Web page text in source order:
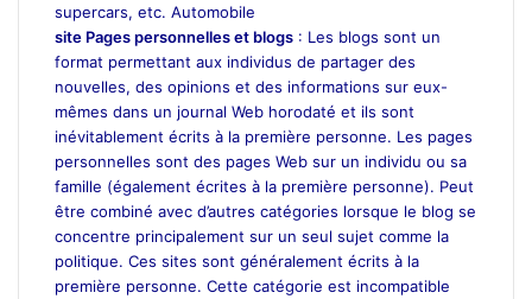
supercars, etc. Automobile
site Pages personnelles et blogs : Les blogs sont un
format permettant aux individus de partager des
nouvelles, des opinions et des informations sur eux-
mêmes dans un journal Web horodaté et ils sont
inévitablement écrits à la première personne. Les pages
personnelles sont des pages Web sur un individu ou sa
famille (également écrites à la première personne). Peut
être combiné avec d’autres catégories lorsque le blog se
concentre principalement sur un seul sujet comme la
politique. Ces sites sont généralement écrits à la
première personne. Cette catégorie est incompatible